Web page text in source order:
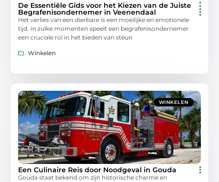
De Essentiële Gids voor het Kiezen van de Juiste
Begrafenisondernemer in Veenendaal
Het verlies van een dierbare is een moeilijke en emotionele
tijd. In zulke momenten speelt een begrafenisondernemer
een cruciale rol in het bieden van steun
Winkelen
WINKELEN
Een Culinaire Reis door Noodgeval in Gouda
Gouda staat bekend om zijn historische charme en